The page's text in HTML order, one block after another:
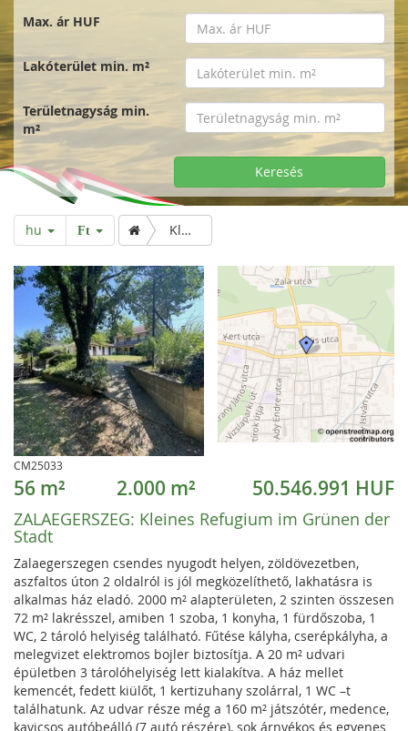
Max. ár HUF
Lakóterület min. m²
Területnagyság min.
m²
Keresés
hu Ft Kleines Refugium im Grünen der Stadt
CM25033
56 m² 2.000 m² 50.546.991 HUF
ZALAEGERSZEG: Kleines Refugium im Grünen der
Stadt
Zalaegerszegen csendes nyugodt helyen, zöldövezetben,
aszfaltos úton 2 oldalról is jól megközelíthető, lakhatásra is
alkalmas ház eladó. 2000 m² alapterületen, 2 szinten összesen
72 m² lakrésszel, amiben 1 szoba, 1 konyha, 1 fürdőszoba, 1
WC, 2 tároló helyiség található. Fűtése kályha, cserépkályha, a
melegvizet elektromos bojler biztosítja. A 20 m² udvari
épületben 3 tárolóhelyiség lett kialakítva. A ház mellet
kemencét, fedett kiülőt, 1 kertizuhany szolárral, 1 WC –t
találhatunk. Az udvar része még a 160 m² játszótér, medence,
kavicsos autóbeálló (7 autó részére), sok árnyékos és egyenes